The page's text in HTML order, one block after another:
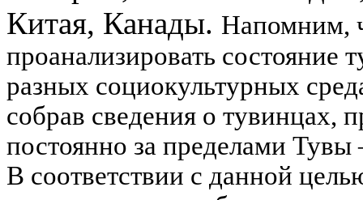
Китая, Канады. Напомним,
проанализировать состояние
разных социокультурных
собрав сведения о тувинцах,
постоянно за пределами
В соответствии с данной